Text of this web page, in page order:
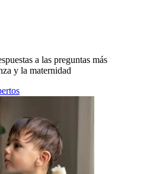
a las preguntas más
y la maternidad